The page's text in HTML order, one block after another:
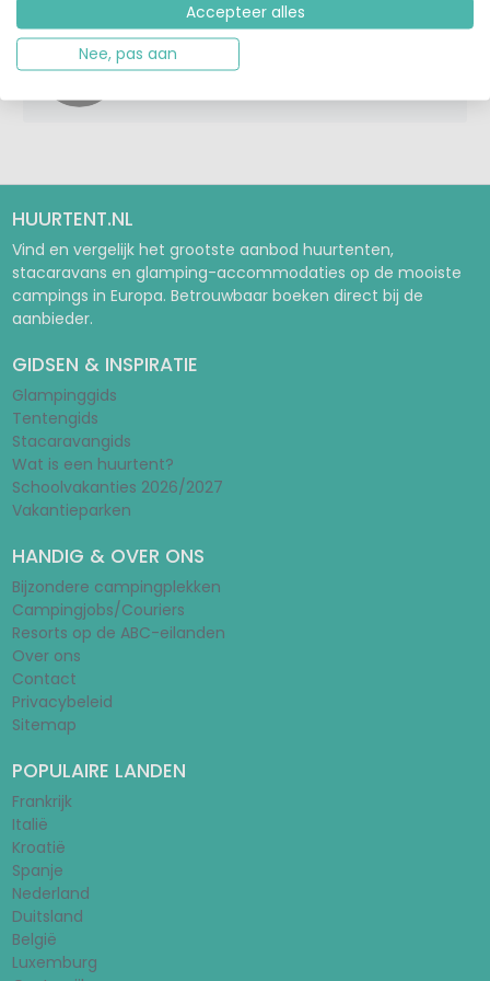
Over Nanda
Nanda is gastblogger en heeft een gezin
HUURTENT.NL
Vind en vergelijk het grootste aanbod huurtenten,
stacaravans en glamping-accommodaties op de mooiste
campings in Europa. Betrouwbaar boeken direct bij de
aanbieder.
GIDSEN & INSPIRATIE
Glampinggids
Tentengids
Stacaravangids
Wat is een huurtent?
Schoolvakanties 2026/2027
Vakantieparken
HANDIG & OVER ONS
Bijzondere campingplekken
Campingjobs/Couriers
Resorts op de ABC-eilanden
Over ons
Contact
Privacybeleid
Sitemap
POPULAIRE LANDEN
Frankrijk
Italië
Kroatië
Spanje
Nederland
Duitsland
België
Luxemburg
Accepteer alles
Nee, pas aan